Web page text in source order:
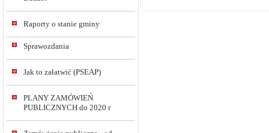
Raporty o stanie gminy
Sprawozdania
Jak to załatwić (PSEAP)
PLANY ZAMÓWIEŃ
PUBLICZNYCH do 2020 r